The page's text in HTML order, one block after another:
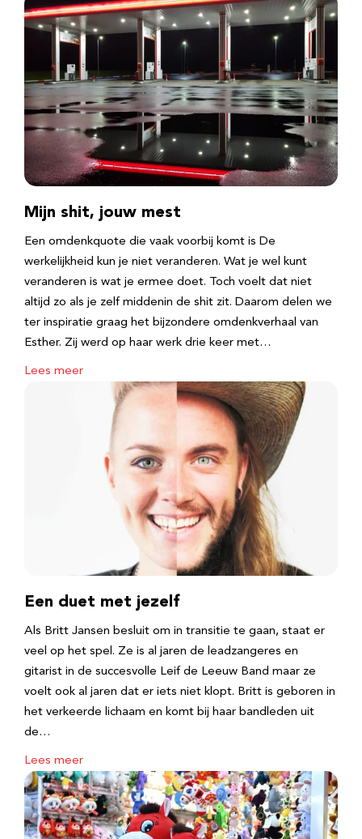
Mijn shit, jouw mest
Een omdenkquote die vaak voorbij komt is De
werkelijkheid kun je niet veranderen. Wat je wel kunt
veranderen is wat je ermee doet. Toch voelt dat niet
altijd zo als je zelf middenin de shit zit. Daarom delen we
ter inspiratie graag het bijzondere omdenkverhaal van
Esther. Zij werd op haar werk drie keer met…
Lees meer
Een duet met jezelf
Als Britt Jansen besluit om in transitie te gaan, staat er
veel op het spel. Ze is al jaren de leadzangeres en
gitarist in de succesvolle Leif de Leeuw Band maar ze
voelt ook al jaren dat er iets niet klopt. Britt is geboren in
het verkeerde lichaam en komt bij haar bandleden uit
de…
Lees meer